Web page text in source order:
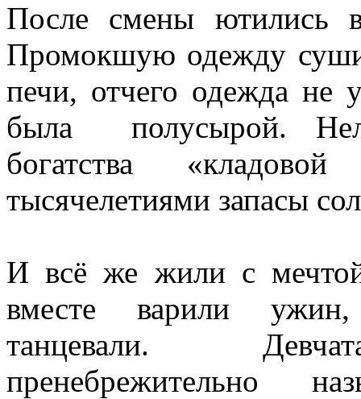
После смены ютились
Промокшую одежду
печи, отчего одежда не
была полусырой.
богатства
тысячелетиями запасы
И всё же жили с
вместе варили
танцевали.
пренебрежительно